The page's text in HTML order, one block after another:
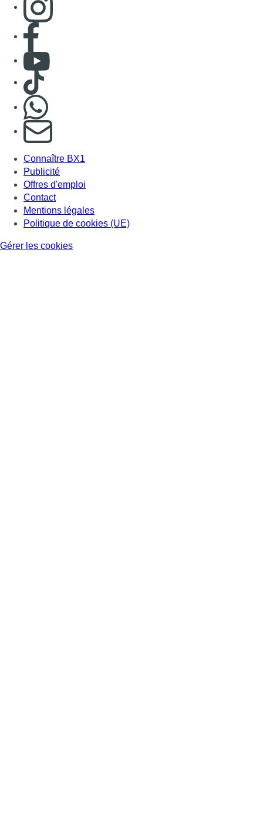
Consulter page Facebook
Consulter Youtube
Consulter TikTok
S'abonner à notre newsletter
Connaître BX1
Publicité
Offres d'emploi
Contact
Mentions légales
Politique de cookies (UE)
Gérer les cookies